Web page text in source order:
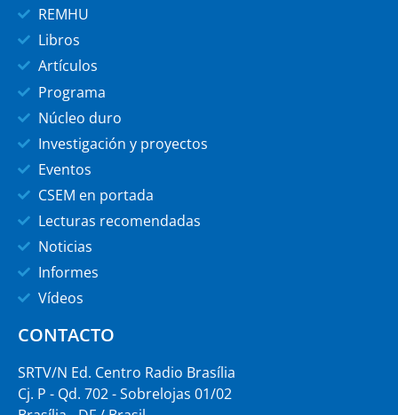
REMHU
Libros
Artículos
Programa
Núcleo duro
Investigación y proyectos
Eventos
CSEM en portada
Lecturas recomendadas
Noticias
Informes
Vídeos
CONTACTO
SRTV/N Ed. Centro Radio Brasília
Cj. P - Qd. 702 - Sobrelojas 01/02